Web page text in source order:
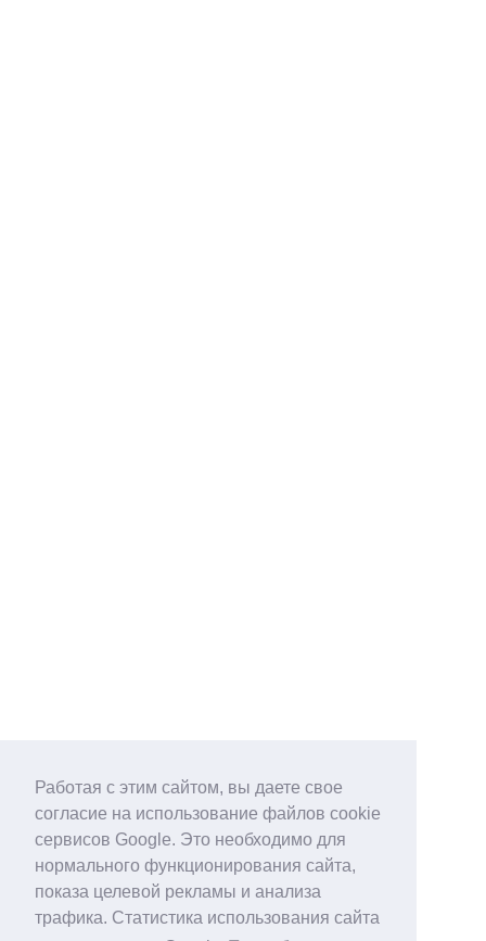
Работая с этим сайтом, вы даете свое
согласие на использование файлов cookie
сервисов Google. Это необходимо для
нормального функционирования сайта,
показа целевой рекламы и анализа
трафика. Статистика использования сайта